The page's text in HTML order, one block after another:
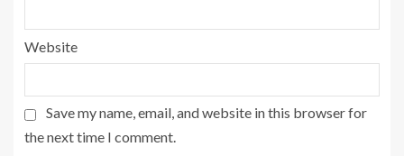
Website
Save my name, email, and website in this browser for
the next time I comment.